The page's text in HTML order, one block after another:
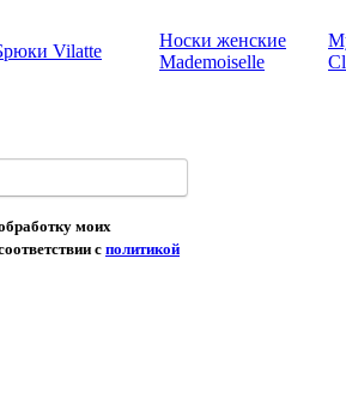
Vilatte
Носки женские
Mademoiselle
моих
с политикой